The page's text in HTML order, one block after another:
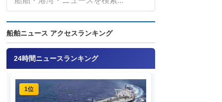
船舶ニュース アクセスランキング
24時間ニュースランキング
1位